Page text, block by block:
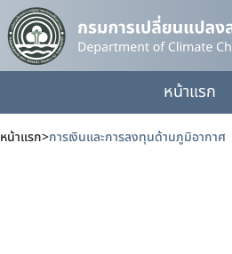
หน้าแรก
หน้าแรก>การเงินและการลงทุนด้านภูมิอากาศ